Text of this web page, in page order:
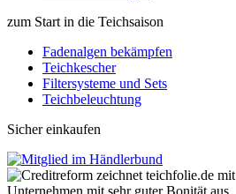
zum Start in die Teichsaison
Fadenalgen bekämpfen
Teichkescher
Filtersysteme und Sets
Teichbeleuchtung
Sicher einkaufen